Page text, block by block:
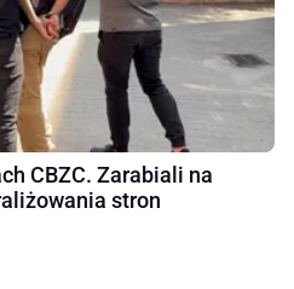
CBZC. Zarabiali na
stron